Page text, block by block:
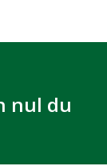
nul du